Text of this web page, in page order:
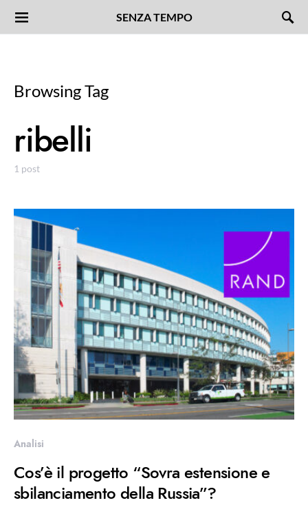
SENZA TEMPO
Browsing Tag
ribelli
1 post
Analisi
Cos’è il progetto “Sovra estensione e
sbilanciamento della Russia”?